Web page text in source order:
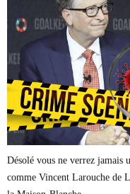
Marie-Eve
Mathieu Bock
Nathalie
Normand
Philippe Léger
Pierre Martin
Remi Nadeau
Richard
Richard
Réjean Parent
Sophie
Thomas
Désolé vous ne verrez jamais
comme Vincent Larouche de